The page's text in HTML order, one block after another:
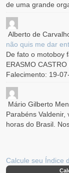
de uma grande
Alberto de
não quis me dar
De fato o motoboy
ERASMO
Falecimento: 19-07-
Mário Gilberto
Parabéns
horas do Brasil.
Calcule seu Índice